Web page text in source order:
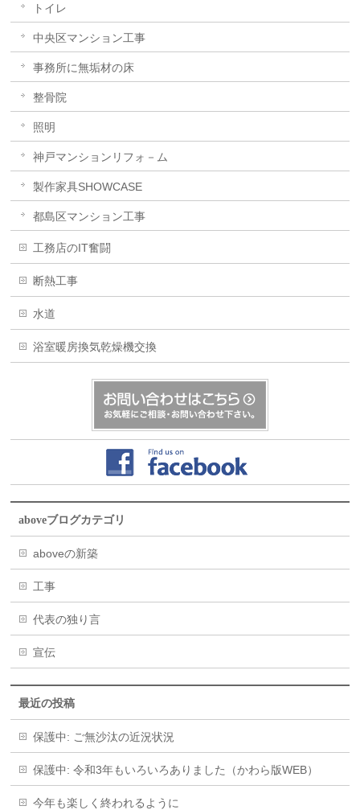
トイレ
中央区マンション工事
事務所に無垢材の床
整骨院
照明
神戸マンションリフォ－ム
製作家具SHOWCASE
都島区マンション工事
工務店のIT奮闘
断熱工事
水道
浴室暖房換気乾燥機交換
aboveブログカテゴリ
aboveの新築
工事
代表の独り言
宣伝
最近の投稿
保護中: ご無沙汰の近況状況
保護中: 令和3年もいろいろありました（かわら版WEB）
今年も楽しく終われるように